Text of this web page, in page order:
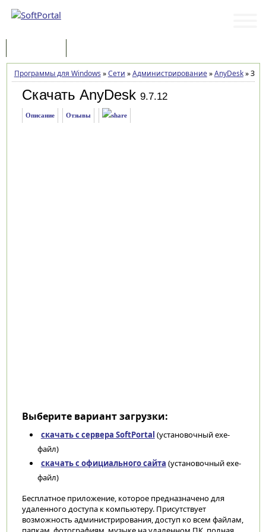
Программы для Windows »Сети »Администрирование»AnyDesk»
Скачать AnyDesk 9.7.12
Описание Отзывы
Выберите вариант загрузки:
скачать с сервера SoftPortal (установочный exe-
файл)
скачать с официального сайта (установочный exe-
файл)
Бесплатное приложение, которое предназначено для
удаленного доступа к компьютеру. Присутствует
возможность администрирования, доступ ко всем файлам,